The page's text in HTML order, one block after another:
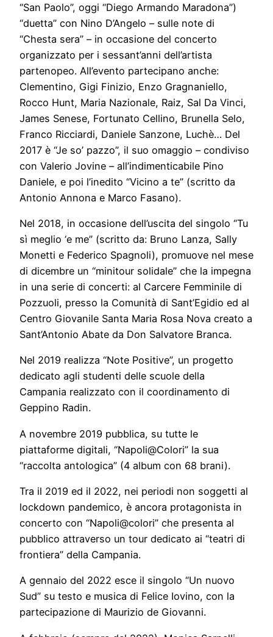
“San Paolo”, oggi “Diego Armando Maradona”)
“duetta” con Nino D’Angelo – sulle note di
“Chesta sera” – in occasione del concerto
organizzato per i sessant’anni dell’artista
partenopeo. All’evento partecipano anche:
Clementino, Gigi Finizio, Enzo Gragnaniello,
Rocco Hunt, Maria Nazionale, Raiz, Sal Da Vinci,
James Senese, Fortunato Cellino, Brunella Selo,
Franco Ricciardi, Daniele Sanzone, Luchè… Del
2017 è “Je so’ pazzo”, il suo omaggio – condiviso
con Valerio Jovine – all’indimenticabile Pino
Daniele, e poi l’inedito “Vicino a te” (scritto da
Antonio Annona e Marco Fasano).
Nel 2018, in occasione dell’uscita del singolo “Tu
sì meglio ‘e me” (scritto da: Bruno Lanza, Sally
Monetti e Federico Spagnoli), promuove nel mese
di dicembre un “minitour solidale” che la impegna
in una serie di concerti: al Carcere Femminile di
Pozzuoli, presso la Comunità di Sant’Egidio ed al
Centro Giovanile Santa Maria Rosa Nova creato a
Sant’Antonio Abate da Don Salvatore Branca.
Nel 2019 realizza “Note Positive”, un progetto
dedicato agli studenti delle scuole della
Campania realizzato con il coordinamento di
Geppino Radin.
A novembre 2019 pubblica, su tutte le
piattaforme digitali, “Napoli@Colori” la sua
“raccolta antologica” (4 album con 68 brani).
Tra il 2019 ed il 2022, nei periodi non soggetti al
lockdown pandemico, è ancora protagonista in
concerto con “Napoli@colori” che presenta al
pubblico attraverso un tour dedicato ai “teatri di
frontiera” della Campania.
A gennaio del 2022 esce il singolo “Un nuovo
Sud” su testo e musica di Felice Iovino, con la
partecipazione di Maurizio de Giovanni.